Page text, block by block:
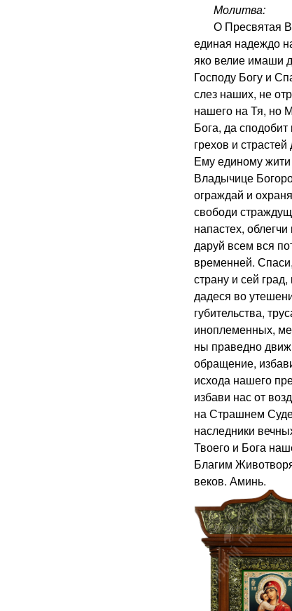
Молитва:
О Пресвятая
единая надеждо
яко велие имаши
Господу Богу и
слез наших, не
нашего на Тя, но
Бога, да
грехов и
Ему единому
Владычице
ограждай и
свободи
напастех,
даруй всем вся
временней.
страну и сей
дадеся во
губительства,
иноплеменных,
ны праведно
обращение,
исхода нашего
избави нас от
на Страшнем
наследники
Твоего и Бога
Благим
веков. Аминь.